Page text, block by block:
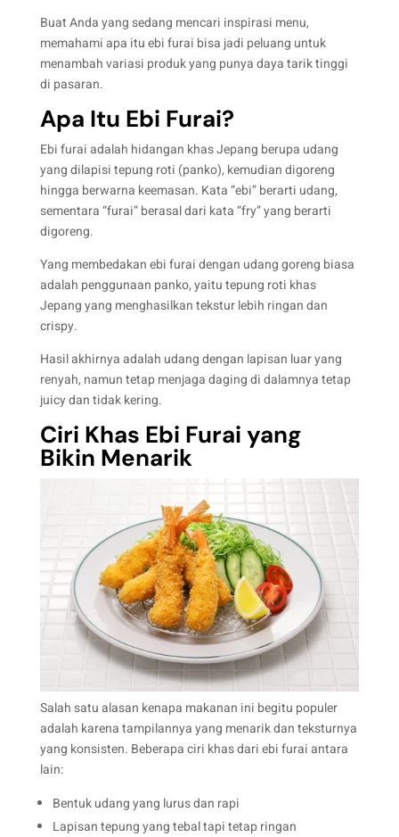
Buat Anda yang sedang mencari inspirasi menu,
memahami apa itu ebi furai bisa jadi peluang untuk
menambah variasi produk yang punya daya tarik tinggi
di pasaran.
Apa Itu Ebi Furai?
Ebi furai adalah hidangan khas Jepang berupa udang
yang dilapisi tepung roti (panko), kemudian digoreng
hingga berwarna keemasan. Kata “ebi” berarti udang,
sementara “furai” berasal dari kata “fry” yang berarti
digoreng.
Yang membedakan ebi furai dengan udang goreng biasa
adalah penggunaan panko, yaitu tepung roti khas
Jepang yang menghasilkan tekstur lebih ringan dan
crispy.
Hasil akhirnya adalah udang dengan lapisan luar yang
renyah, namun tetap menjaga daging di dalamnya tetap
juicy dan tidak kering.
Ciri Khas Ebi Furai yang
Bikin Menarik
Salah satu alasan kenapa makanan ini begitu populer
adalah karena tampilannya yang menarik dan teksturnya
yang konsisten. Beberapa ciri khas dari ebi furai antara
lain:
Bentuk udang yang lurus dan rapi
Lapisan tepung yang tebal tapi tetap ringan